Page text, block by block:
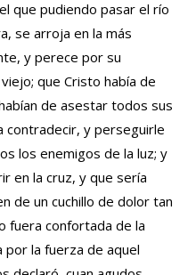
que pudiendo pasar el río
se arroja en la más
y perece por su
que Cristo había de
de asestar todos sus
contradecir, y perseguirle
los enemigos de la luz; y
en la cruz, y que sería
de un cuchillo de dolor tan
fuera confortada de la
por la fuerza de aquel